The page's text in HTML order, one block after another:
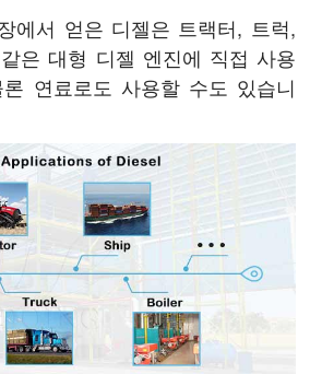
에서 얻은 디젤은 트랙터, 트럭,
은 대형 디젤 엔진에 직접 사용
연료로도 사용할 수도 있습니